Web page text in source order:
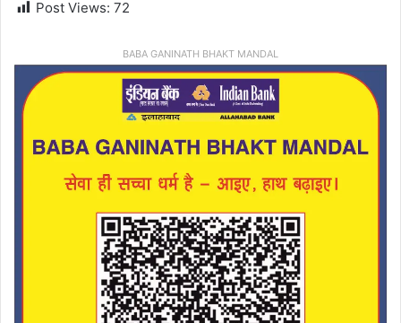
Post Views: 72
BABA GANINATH BHAKT MANDAL